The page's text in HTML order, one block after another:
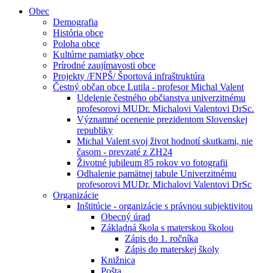
Obec
Demografia
História obce
Poloha obce
Kultúrne pamiatky obce
Prírodné zaujímavosti obce
Projekty /FNPŠ/ Športová infraštruktúra
Čestný občan obce Lutila - profesor Michal Valent
Udelenie čestného občianstva univerzitnému
profesorovi MUDr. Michalovi Valentovi DrSc.
Významné ocenenie prezidentom Slovenskej
republiky
Michal Valent svoj život hodnotí skutkami, nie
časom - prevzaté z ZH24
Životné jubileum 85 rokov vo fotografii
Odhalenie pamätnej tabule Univerzitnému
profesorovi MUDr. Michalovi Valentovi DrSc
Organizácie
Inštitúcie - organizácie s právnou subjektivitou
Obecný úrad
Základná škola s materskou školou
Zápis do 1. ročníka
Zápis do materskej školy
Knižnica
Pošta